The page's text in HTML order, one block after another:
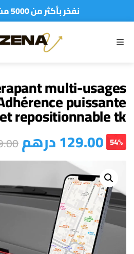
نفخر بأكثر من 5000 مشتري سعيد
MENU
multi-usages
puissante
et repositionnable tk
129.00درهم 54%